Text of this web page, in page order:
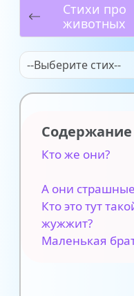
Стихи про
животных
--Выберите стих--
Содержание
Кто же они?
А они
Кто это тут
жужжит?
Маленькая